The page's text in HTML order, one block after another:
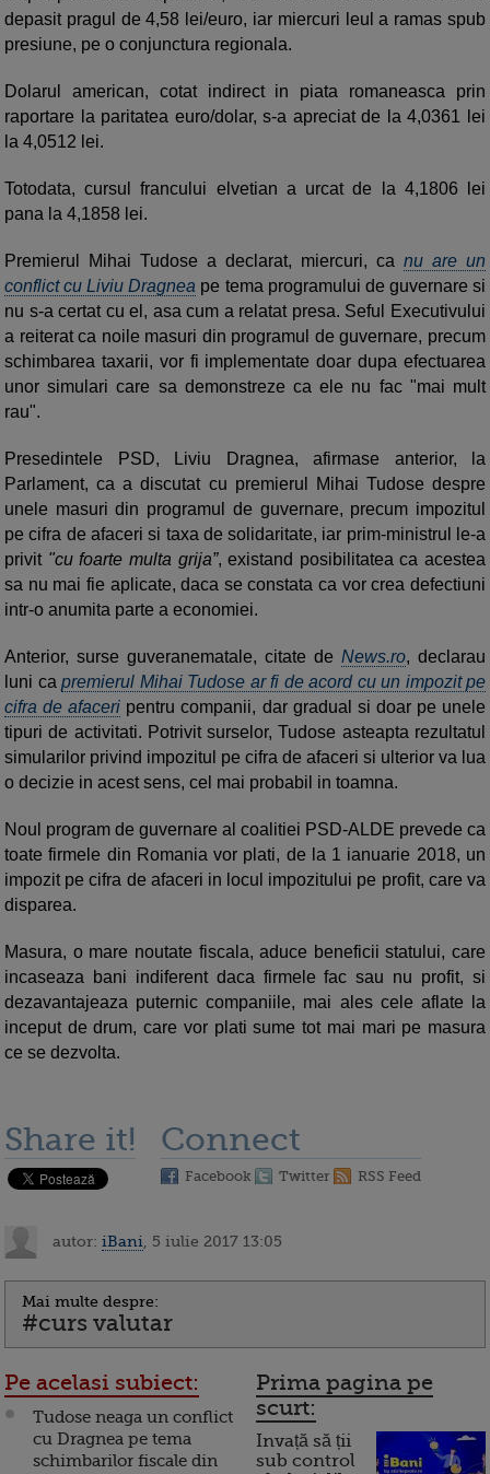
depasit pragul de 4,58 lei/euro, iar miercuri leul a ramas spub
presiune, pe o conjunctura regionala.
Dolarul american, cotat indirect in piata romaneasca prin
raportare la paritatea euro/dolar, s-a apreciat de la 4,0361 lei
la 4,0512 lei.
Totodata, cursul francului elvetian a urcat de la 4,1806 lei
pana la 4,1858 lei.
Premierul Mihai Tudose a declarat, miercuri, ca nu are un
conflict cu Liviu Dragnea pe tema programului de guvernare si
nu s-a certat cu el, asa cum a relatat presa. Seful Executivului
a reiterat ca noile masuri din programul de guvernare, precum
schimbarea taxarii, vor fi implementate doar dupa efectuarea
unor simulari care sa demonstreze ca ele nu fac "mai mult
rau".
Presedintele PSD, Liviu Dragnea, afirmase anterior, la
Parlament, ca a discutat cu premierul Mihai Tudose despre
unele masuri din programul de guvernare, precum impozitul
pe cifra de afaceri si taxa de solidaritate, iar prim-ministrul le-a
privit "cu foarte multa grija”, existand posibilitatea ca acestea
sa nu mai fie aplicate, daca se constata ca vor crea defectiuni
intr-o anumita parte a economiei.
Anterior, surse guveranematale, citate de News.ro, declarau
luni ca premierul Mihai Tudose ar fi de acord cu un impozit pe
cifra de afaceri pentru companii, dar gradual si doar pe unele
tipuri de activitati. Potrivit surselor, Tudose asteapta rezultatul
simularilor privind impozitul pe cifra de afaceri si ulterior va lua
o decizie in acest sens, cel mai probabil in toamna.
Noul program de guvernare al coalitiei PSD-ALDE prevede ca
toate firmele din Romania vor plati, de la 1 ianuarie 2018, un
impozit pe cifra de afaceri in locul impozitului pe profit, care va
disparea.
Masura, o mare noutate fiscala, aduce beneficii statului, care
incaseaza bani indiferent daca firmele fac sau nu profit, si
dezavantajeaza puternic companiile, mai ales cele aflate la
inceput de drum, care vor plati sume tot mai mari pe masura
ce se dezvolta.
Share it! Connect
Facebook Twitter RSS Feed
autor: iBani , 5 iulie 2017 13:05
Mai multe despre:
#curs valutar
Pe acelasi subiect:
Tudose neaga un conflict
cu Dragnea pe tema
schimbarilor fiscale din
Prima pagina pe
scurt:
Invață să ții
sub control